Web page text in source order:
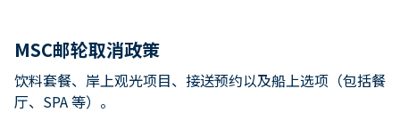
MSC邮轮取消政策
饮料套餐、岸上观光项目、接送预约以及船上选项（包括餐
厅、SPA 等）。